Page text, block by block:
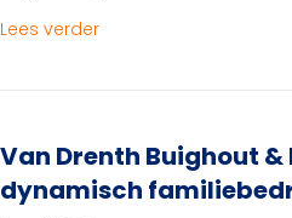
Lees verderabout Betuwe65plus
Van Drenth Buighout
dynamisch